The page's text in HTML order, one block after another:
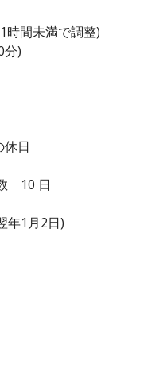
時間未満で調整)
分)
休日
10 日
年1月2日)